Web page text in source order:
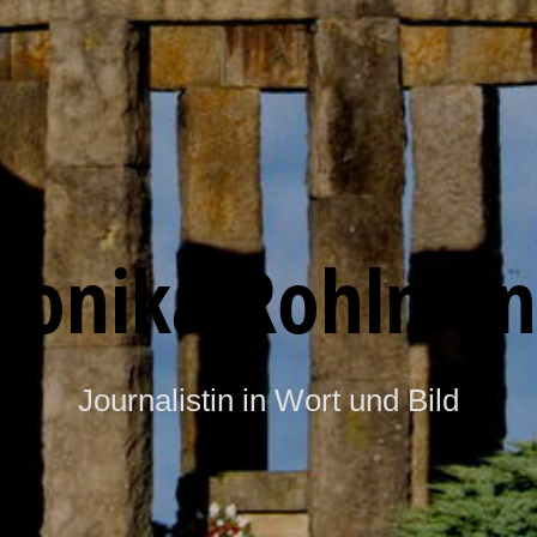
Journalistin in Wort und Bild